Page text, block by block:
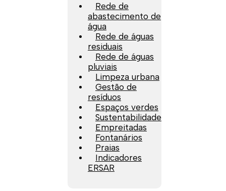
Rede de
abastecimento de
água
Rede de águas
residuais
Rede de águas
pluviais
Limpeza urbana
Gestão de
resíduos
Espaços verdes
Sustentabilidade
Empreitadas
Fontanários
Praias
Indicadores
ERSAR